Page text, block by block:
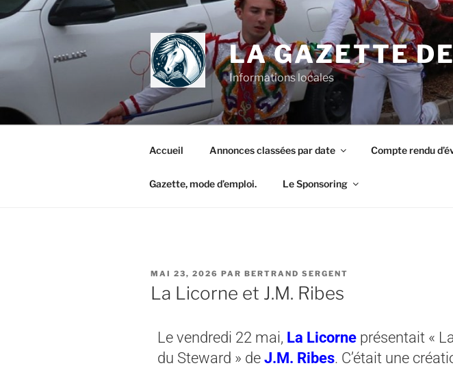
LA GAZETTE
Informations locales
Accueil Annonces classées par date Compte rendu
Gazette, mode d’emploi. Le Sponsoring
MAI 23, 2026 PAR BERTRAND SERGENT
La Licorne et J.M. Ribes
Le vendredi 22 mai, La Licorne présentait «
du Steward » de J.M. Ribes. C’était une